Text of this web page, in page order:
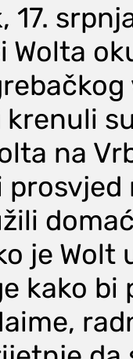
17.
Wolta
krenuli
na
prosvjed
je Wolt
kako bi